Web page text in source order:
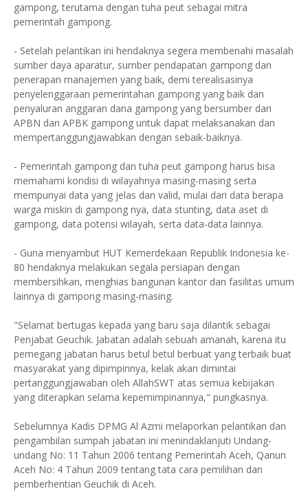
gampong, terutama dengan tuha peut sebagai mitra
pemerintah gampong.
- Setelah pelantikan ini hendaknya segera membenahi masalah
sumber daya aparatur, sumber pendapatan gampong dan
penerapan manajemen yang baik, demi terealisasinya
penyelenggaraan pemerintahan gampong yang baik dan
penyaluran anggaran dana gampong yang bersumber dari
APBN dan APBK gampong untuk dapat melaksanakan dan
mempertanggungjawabkan dengan sebaik-baiknya.
- Pemerintah gampong dan tuha peut gampong harus bisa
memahami kondisi di wilayahnya masing-masing serta
mempunyai data yang jelas dan valid, mulai dari data berapa
warga miskin di gampong nya, data stunting, data aset di
gampong, data potensi wilayah, serta data-data lainnya.
- Guna menyambut HUT Kemerdekaan Republik Indonesia ke-
80 hendaknya melakukan segala persiapan dengan
membersihkan, menghias bangunan kantor dan fasilitas umum
lainnya di gampong masing-masing.
"Selamat bertugas kepada yang baru saja dilantik sebagai
Penjabat Geuchik. Jabatan adalah sebuah amanah, karena itu
pemegang jabatan harus betul betul berbuat yang terbaik buat
masyarakat yang dipimpinnya, kelak akan dimintai
pertanggungjawaban oleh AllahSWT atas semua kebijakan
yang diterapkan selama kepemimpinannya," pungkasnya.
Sebelumnya Kadis DPMG Al Azmi melaporkan pelantikan dan
pengambilan sumpah jabatan ini menindaklanjuti Undang-
undang No: 11 Tahun 2006 tentang Pemerintah Aceh, Qanun
Aceh No: 4 Tahun 2009 tentang tata cara pemilihan dan
pemberhentian Geuchik di Aceh.